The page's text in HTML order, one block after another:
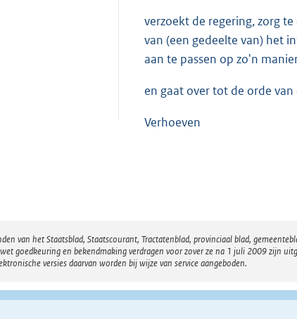
verzoekt de regering, zorg
van (een gedeelte van) het
aan te passen op zo'n
en gaat over tot de orde van
Verhoeven
van het Staatsblad, Staatscourant, Tractatenblad, provinciaal blad,
goedkeuring en bekendmaking verdragen voor zover ze na 1 juli 2009 zijn
versies daarvan worden bij wijze van service aangeboden.